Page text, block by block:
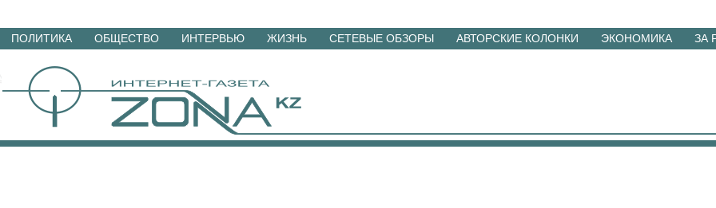
Перейти
материалам
ПОЛИТИКА ОБЩЕСТВО ИНТЕРВЬЮ ЖИЗНЬ СЕТЕВЫЕ ОБЗОРЫ АВТОРСКИЕ КОЛОНКИ ЭКОНОМИКА ЗА